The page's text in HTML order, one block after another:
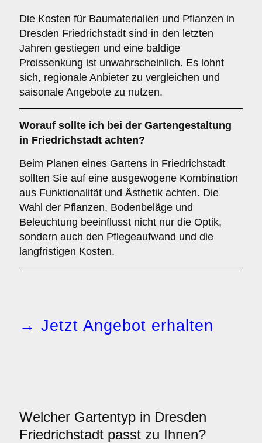
Die Kosten für Baumaterialien und Pflanzen in
Dresden Friedrichstadt sind in den letzten
Jahren gestiegen und eine baldige
Preissenkung ist unwahrscheinlich. Es lohnt
sich, regionale Anbieter zu vergleichen und
saisonale Angebote zu nutzen.
Worauf sollte ich bei der Gartengestaltung
in Friedrichstadt achten?
Beim Planen eines Gartens in Friedrichstadt
sollten Sie auf eine ausgewogene Kombination
aus Funktionalität und Ästhetik achten. Die
Wahl der Pflanzen, Bodenbeläge und
Beleuchtung beeinflusst nicht nur die Optik,
sondern auch den Pflegeaufwand und die
langfristigen Kosten.
→ Jetzt Angebot erhalten
Welcher Gartentyp in Dresden
Friedrichstadt passt zu Ihnen?